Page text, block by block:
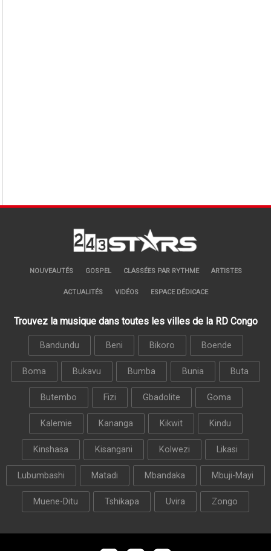
NOUVEAUTÉS GOSPEL CLASSÉES PAR RYTHME ARTISTES
ACTUALITÉS VIDÉOS ESPACE DÉDICACE
Trouvez la musique dans toutes les villes de la RD Congo
Bandundu Beni Bikoro Boende
Boma Bukavu Bumba Bunia Buta
Butembo Fizi Gbadolite Goma
Kalemie Kananga Kikwit Kindu
Kinshasa Kisangani Kolwezi Likasi
Lubumbashi Matadi Mbandaka Mbuji-Mayi
Muene-Ditu Tshikapa Uvira Zongo